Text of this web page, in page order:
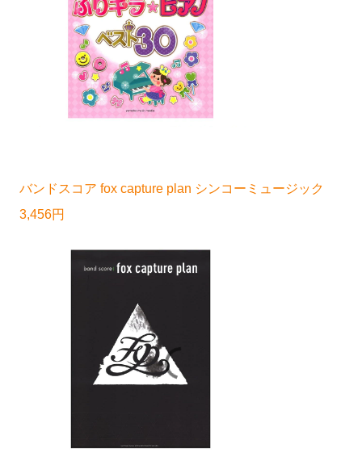
バンドスコア fox capture plan シンコーミュージック
3,456円